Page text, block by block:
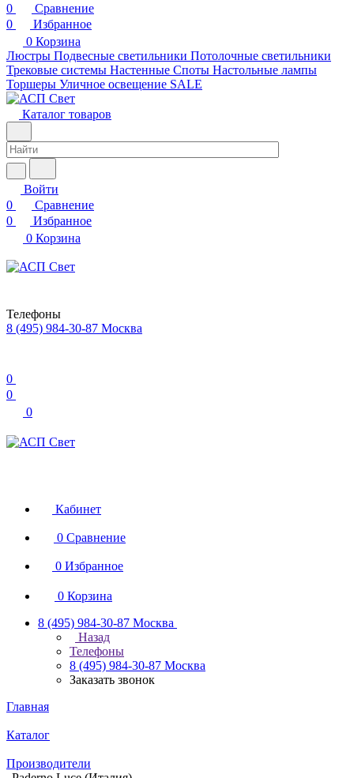
0
Сравнение
0
Избранное
0 Корзина
Люстры Подвесные светильники Потолочные светильники
Трековые системы Настенные Споты Настольные лампы
Торшеры Уличное освещение SALE
Каталог товаров
Войти
0
Сравнение
0
Избранное
0 Корзина
Телефоны
8 (495) 984-30-87 Москва
0
0
0
Кабинет
0 Сравнение
0 Избранное
0 Корзина
8 (495) 984-30-87 Москва
Назад
Телефоны
8 (495) 984-30-87 Москва
Заказать звонок
Главная
Каталог
Производители